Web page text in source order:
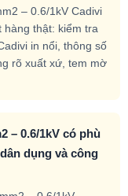
– 0.6/1kV Cadivi
hàng thật: kiểm tra
in nổi, thông số
rõ xuất xứ, tem mờ
– 0.6/1kV có phù
dụng và công